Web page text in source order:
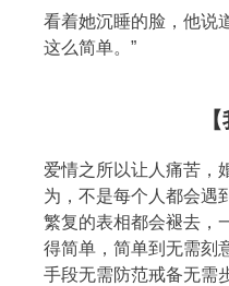
看着她沉睡的脸，他说
这么简单。”
爱情之所以让人痛苦，
为，不是每个人都会遇
繁复的表相都会褪去，
得简单，简单到无需刻
手段无需防范戒备无需